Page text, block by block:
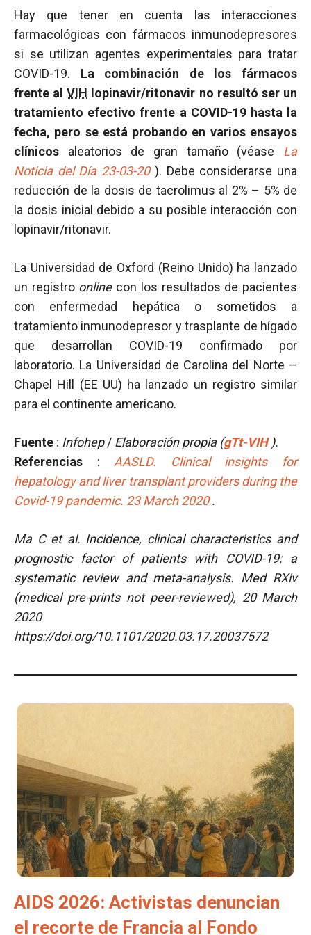
Hay que tener en cuenta las interacciones
farmacológicas con fármacos inmunodepresores
si se utilizan agentes experimentales para tratar
COVID-19. La combinación de los fármacos
frente alVIH lopinavir/ritonavir no resultó ser un
tratamiento efectivo frente a COVID-19 hasta la
fecha, pero se está probando en varios ensayos
clínicos aleatorios de gran tamaño (véase La
Noticia del Día 23-03-20 ). Debe considerarse una
reducción de la dosis de tacrolimus al 2% – 5% de
la dosis inicial debido a su posible interacción con
lopinavir/ritonavir.
La Universidad de Oxford (Reino Unido) ha lanzado
un registro onlinecon los resultados de pacientes
con enfermedad hepática o sometidos a
tratamiento inmunodepresor y trasplante de hígado
que desarrollan COVID-19 confirmado por
laboratorio. La Universidad de Carolina del Norte –
Chapel Hill (EE UU) ha lanzado un registro similar
para el continente americano.
Fuente : Infohep/ Elaboración propia (gTt-VIH ).
Referencias : AASLD. Clinical insights for
hepatology and liver transplant providers during the
Covid-19 pandemic. 23 March 2020.
Ma C et al. Incidence, clinical characteristics and
prognostic factor of patients with COVID-19: a
systematic review and meta-analysis. Med RXiv
(medical pre-prints not peer-reviewed), 20 March
2020
https://doi.org/10.1101/2020.03.17.20037572
AIDS 2026: Activistas denuncian
el recorte de Francia al Fondo